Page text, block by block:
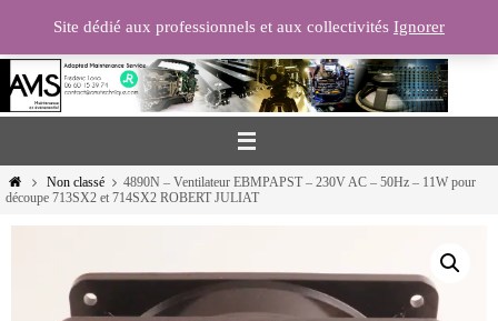
le
contenu
HomeNon classé
4890N – Ventilateur EBMPAPST – 230V AC – 50Hz – 11W pour
découpe 713SX2 et 714SX2 ROBERT JULIAT
Site dédié aux professionnels et aux collectivités Ignorer